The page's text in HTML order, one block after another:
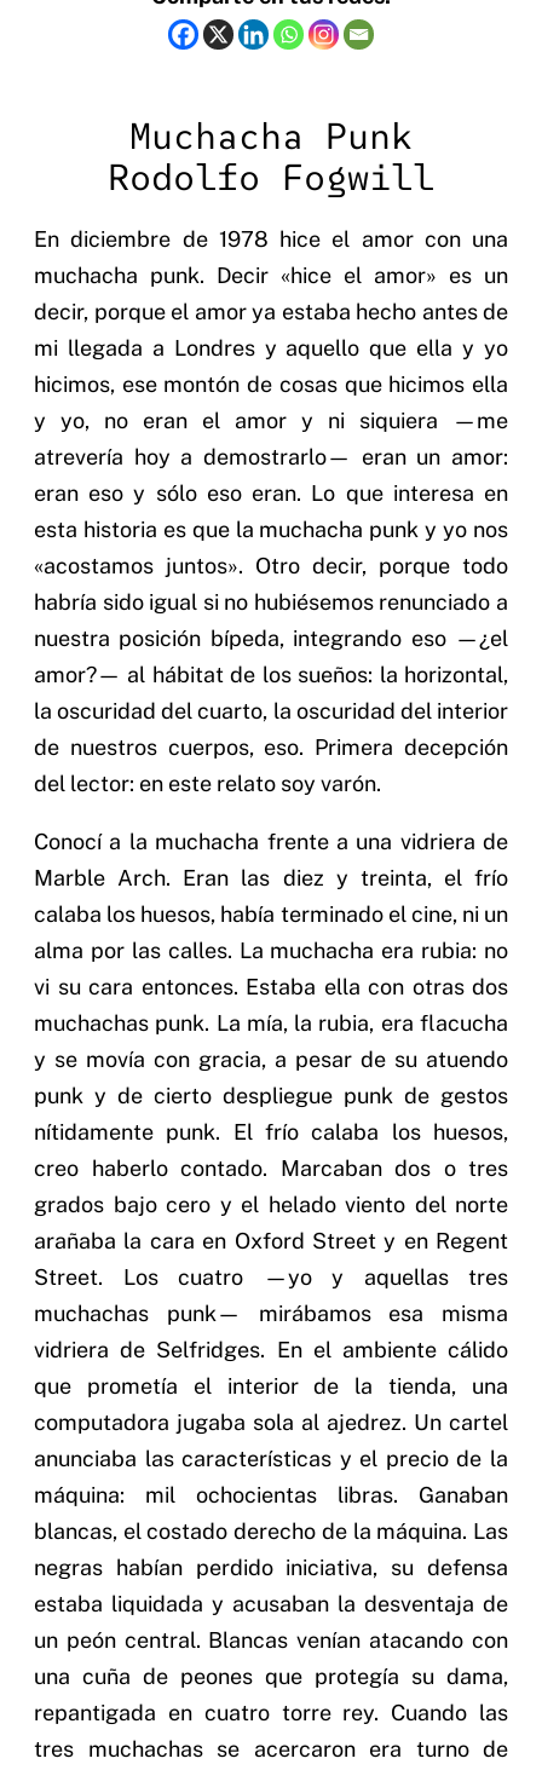
Muchacha Punk
Rodolfo Fogwill
En diciembre de 1978 hice el amor con una
muchacha punk. Decir «hice el amor» es un
decir, porque el amor ya estaba hecho antes de
mi llegada a Londres y aquello que ella y yo
hicimos, ese montón de cosas que hicimos ella
y yo, no eran el amor y ni siquiera —me
atrevería hoy a demostrarlo— eran un amor:
eran eso y sólo eso eran. Lo que interesa en
esta historia es que la muchacha punk y yo nos
«acostamos juntos». Otro decir, porque todo
habría sido igual si no hubiésemos renunciado a
nuestra posición bípeda, integrando eso —¿el
amor?— al hábitat de los sueños: la horizontal,
la oscuridad del cuarto, la oscuridad del interior
de nuestros cuerpos, eso. Primera decepción
del lector: en este relato soy varón.
Conocí a la muchacha frente a una vidriera de
Marble Arch. Eran las diez y treinta, el frío
calaba los huesos, había terminado el cine, ni un
alma por las calles. La muchacha era rubia: no
vi su cara entonces. Estaba ella con otras dos
muchachas punk. La mía, la rubia, era flacucha
y se movía con gracia, a pesar de su atuendo
punk y de cierto despliegue punk de gestos
nítidamente punk. El frío calaba los huesos,
creo haberlo contado. Marcaban dos o tres
grados bajo cero y el helado viento del norte
arañaba la cara en Oxford Street y en Regent
Street. Los cuatro —yo y aquellas tres
muchachas punk— mirábamos esa misma
vidriera de Selfridges. En el ambiente cálido
que prometía el interior de la tienda, una
computadora jugaba sola al ajedrez. Un cartel
anunciaba las características y el precio de la
máquina: mil ochocientas libras. Ganaban
blancas, el costado derecho de la máquina. Las
negras habían perdido iniciativa, su defensa
estaba liquidada y acusaban la desventaja de
un peón central. Blancas venían atacando con
una cuña de peones que protegía su dama,
repantigada en cuatro torre rey. Cuando las
tres muchachas se acercaron era turno de